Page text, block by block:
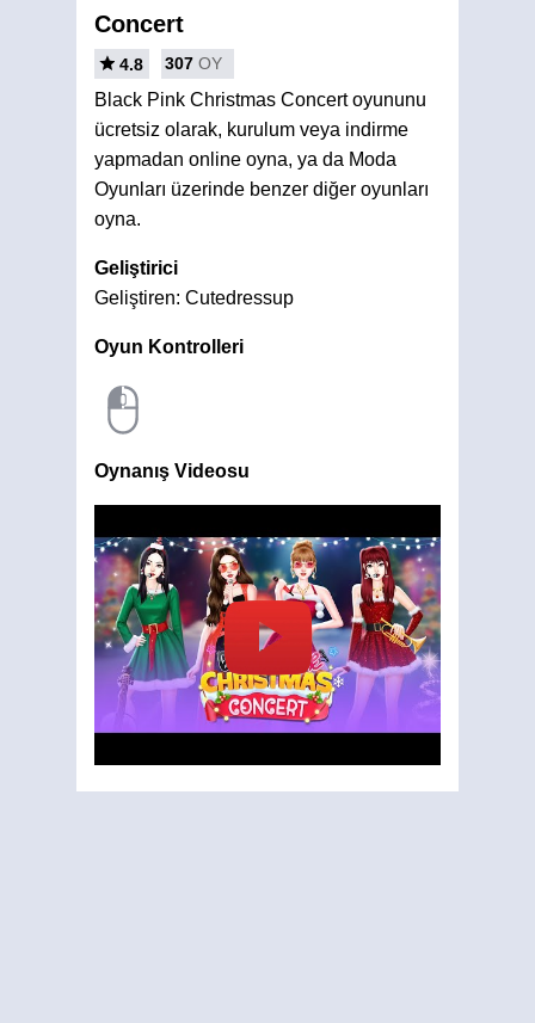
Concert
4.8 307 OY
Black Pink Christmas Concert oyununu
ücretsiz olarak, kurulum veya indirme
yapmadan online oyna, ya da Moda
Oyunları üzerinde benzer diğer oyunları
oyna.
Geliştirici
Geliştiren: Cutedressup
Oyun Kontrolleri
Oynanış Videosu